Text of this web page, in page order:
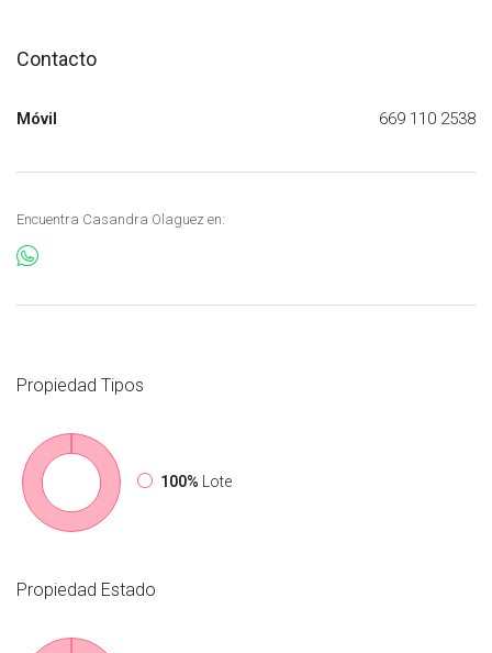
Contacto
Móvil 669 110 2538
Encuentra Casandra Olaguez en:
Propiedad Tipos
100% Lote
Propiedad Estado